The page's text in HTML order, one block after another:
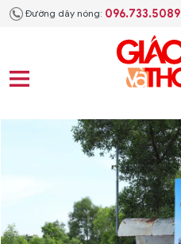
Đường dây nóng: 096.733.5089